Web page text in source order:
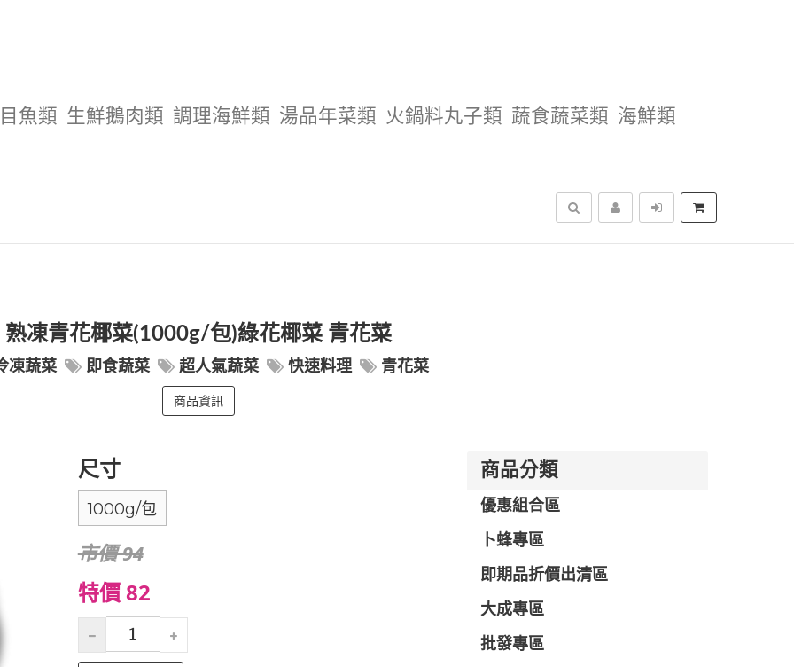
魚類 生鮮鵝肉類 調理海鮮類 湯品年菜類 火鍋料丸子類 蔬食蔬菜類 海鮮類
搜尋
熟凍青花椰菜(1000g/包)綠花椰菜 青花菜
凍蔬菜 即食蔬菜 超人氣蔬菜 快速料理 青花菜
商品資訊
尺寸
1000g/包
市價 94
特價 82
商品分類
優惠組合區
卜蜂專區
即期品折價出清區
大成專區
批發專區